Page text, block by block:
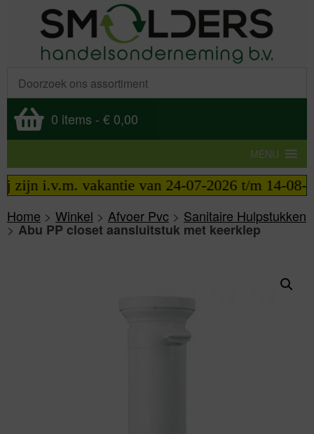
0 items - € 0,00
MENU
i.v.m. vakantie van 24-07-2026 t/m 14-08-
Home > Winkel > Afvoer Pvc > Sanitaire Hulpstukken
>Abu PP closet aansluitstuk met keerklep